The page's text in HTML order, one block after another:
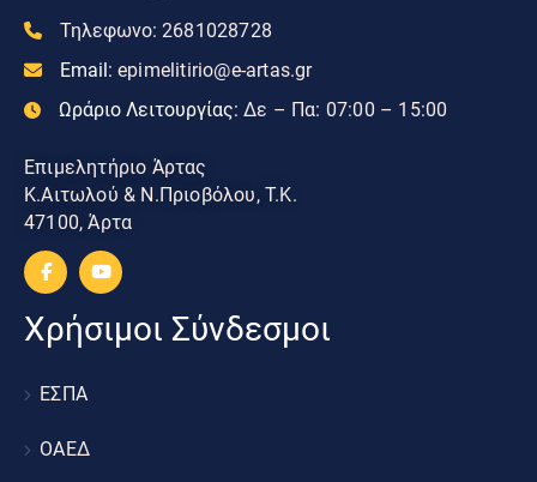
Τηλεφωνο: 2681028728
Email: epimelitirio@e-artas.gr
Ωράριο Λειτουργίας: Δε – Πα: 07:00 – 15:00
Επιμελητήριο Άρτας
Κ.Αιτωλού & Ν.Πριοβόλου, Τ.Κ.
47100, Άρτα
Χρήσιμοι Σύνδεσμοι
ΕΣΠΑ
ΟΑΕΔ